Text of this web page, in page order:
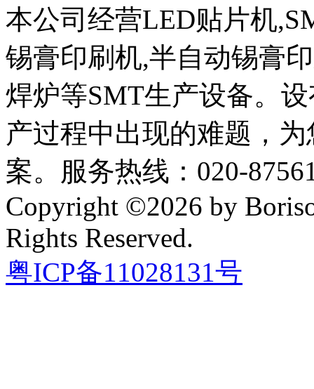
本公司经营LED贴片机
锡膏印刷机,半自动锡膏
焊炉等SMT生产设备。
产过程中出现的难题，
案。服务热线：020-
Copyright ©2026 by
Rights Reserved.
粤ICP备11028131号